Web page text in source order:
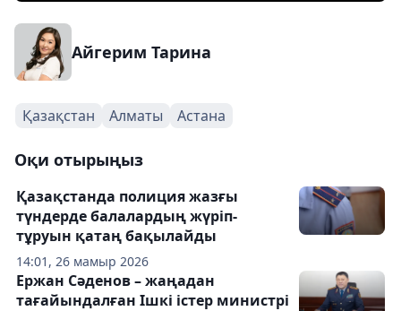
Айгерим Тарина
Қазақстан Алматы Астана
Оқи отырыңыз
14:01, 26 мамыр 2026
Қазақстанда полиция жазғы
түндерде балалардың жүріп-
тұруын қатаң бақылайды
Ержан Сәденов – жаңадан
тағайындалған Ішкі істер министрі